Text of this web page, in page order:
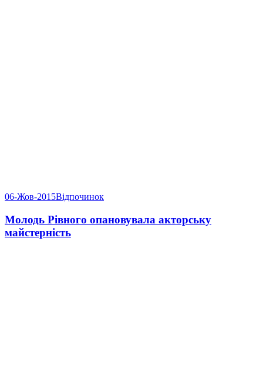
06-Жов-2015Відпочинок
Молодь Рівного опановувала акторську
майстерність